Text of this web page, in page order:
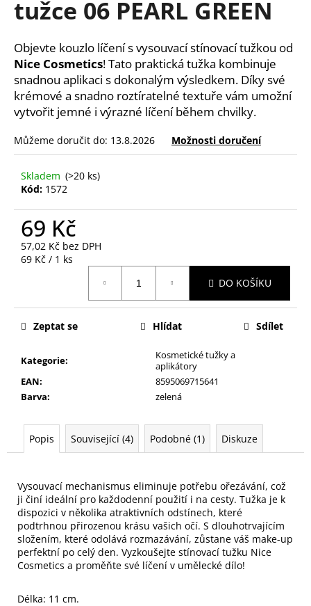
tužce 06 PEARL GREEN
Objevte kouzlo líčení s vysouvací stínovací tužkou od
Nice Cosmetics! Tato praktická tužka kombinuje
snadnou aplikaci s dokonalým výsledkem. Díky své
krémové a snadno roztíratelné textuře vám umožní
vytvořit jemné i výrazné líčení během chvilky.
Můžeme doručit do: 13.8.2026 Možnosti doručení
Skladem (>20 ks)
Kód: 1572
69 Kč
57,02 Kč bez DPH
Měrná
69 Kč / 1 ks
DO KOŠÍKU
Kategorie:
Kosmetické tužky a
aplikátory
EAN:
8595069715641
Barva: zelená
Zeptat se Hlídat Sdílet
Popis Související (4) Podobné (1) Diskuze
Vysouvací mechanismus eliminuje potřebu ořezávání, což
ji činí ideální pro každodenní použití i na cesty. Tužka je k
dispozici v několika atraktivních odstínech, které
podtrhnou přirozenou krásu vašich očí. S dlouhotrvajícím
složením, které odolává rozmazávání, zůstane váš make-up
perfektní po celý den. Vyzkoušejte stínovací tužku Nice
Cosmetics a proměňte své líčení v umělecké dílo!
Délka: 11 cm.
a
í
t
?
D
o
p
o
č
u
e
m
e
NALEPOVACÍ
UMĚLÉ
NEHTY
+
LEPIDLO,
Č.4
75
Kč